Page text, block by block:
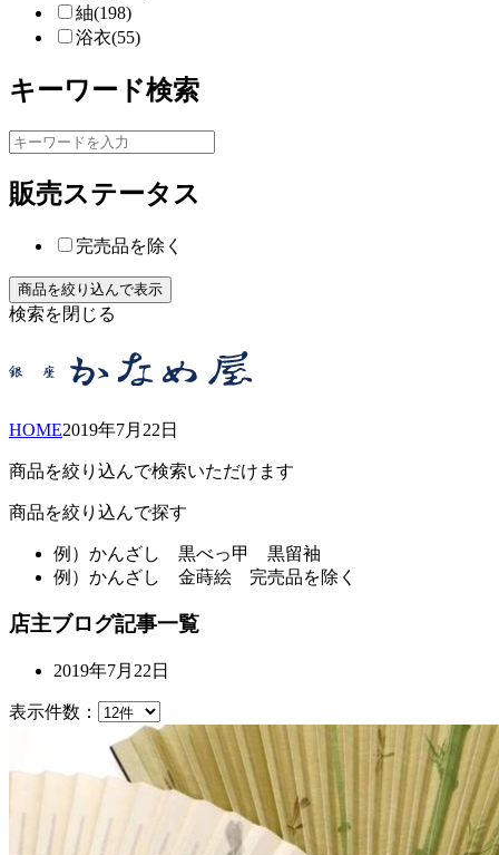
紬(198)
浴衣(55)
キーワード検索
販売ステータス
完売品を除く
検索を閉じる
HOME2019年7月 22日
商品を絞り込んで検索いただけます
商品を絞り込んで探す
例） かんざし 黒べっ甲 黒留袖
例） かんざし 金蒔絵 完売品を除く
店主ブログ記事一覧
2019年7月22日
表示件数：